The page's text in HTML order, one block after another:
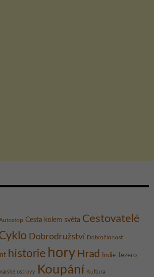
Cesta kolem světa Cestovatelé
Dobrodružství Dobročinnost
historie hory Hrad Indie Jezero
ostrovy Koupání Kultura